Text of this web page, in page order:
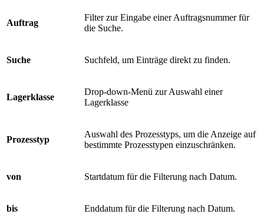
Auftrag
Filter zur Eingabe einer Auftragsnummer für
die Suche.
Suche Suchfeld, um Einträge direkt zu finden.
Lagerklasse
Drop-down-Menü zur Auswahl einer
Lagerklasse
Prozesstyp
Auswahl des Prozesstyps, um die Anzeige auf
bestimmte Prozesstypen einzuschränken.
von Startdatum für die Filterung nach Datum.
bis Enddatum für die Filterung nach Datum.